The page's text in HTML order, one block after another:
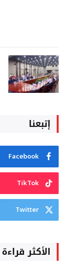
إتبعنا
Facebook
TikTok
Twitter
الأكثر قراءة